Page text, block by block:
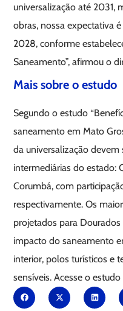
universalização até 2031,
obras, nossa expectativa
2028, conforme
Saneamento”, afirmou o
Mais sobre o estudo
Segundo o estudo
saneamento em Mato
da universalização devem
intermediárias do estado:
Corumbá, com
respectivamente. Os
projetados para
impacto do saneamento
interior, polos turísticos e
sensíveis. Acesse o estudo